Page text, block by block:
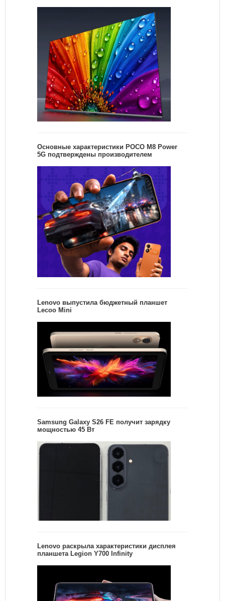
Основные характеристики POCO M8 Power
5G подтверждены производителем
Lenovo выпустила бюджетный планшет
Lecoo Mini
Samsung Galaxy S26 FE получит зарядку
мощностью 45 Вт
Lenovo раскрыла характеристики дисплея
планшета Legion Y700 Infinity